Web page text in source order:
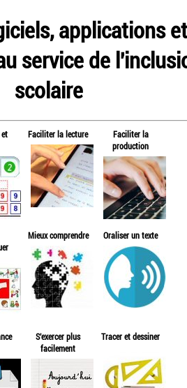
applications et
service de
scolaire
Faciliter la lecture
Faciliter la
production
Mieux comprendre Oraliser un texte
S'exercer plus
facilement
Tracer et dessiner